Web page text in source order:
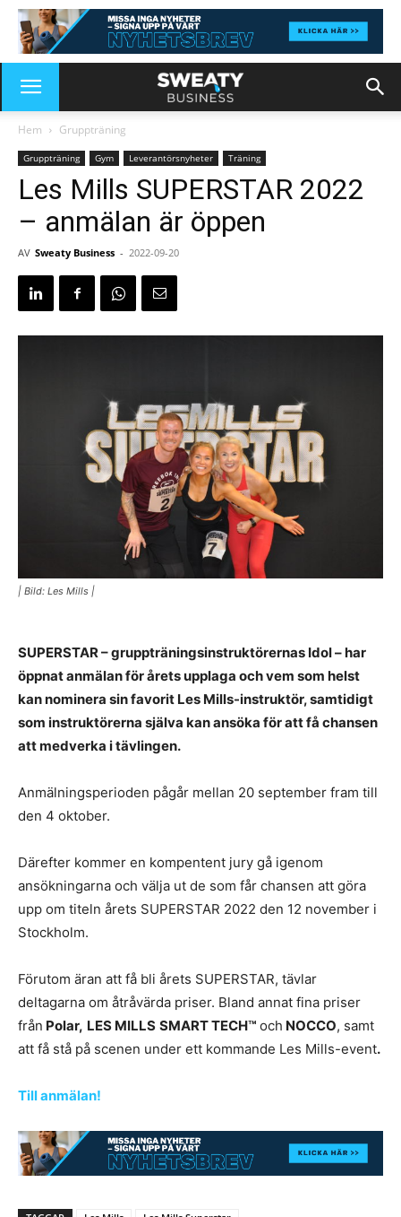
Hem Gruppträning
Gruppträning Gym Leverantörsnyheter Träning
Les Mills SUPERSTAR 2022
– anmälan är öppen
AV Sweaty Business - 2022-09-20
| Bild: Les Mills |
SUPERSTAR – gruppträningsinstruktörernas Idol – har
öppnat anmälan för årets upplaga och vem som helst
kan nominera sin favorit Les Mills-instruktör, samtidigt
som instruktörerna själva kan ansöka för att få chansen
att medverka i tävlingen.
Anmälningsperioden pågår mellan 20 september fram till
den 4 oktober.
Därefter kommer en kompentent jury gå igenom
ansökningarna och välja ut de som får chansen att göra
upp om titeln årets SUPERSTAR 2022 den 12 november i
Stockholm.
Förutom äran att få bli årets SUPERSTAR, tävlar
deltagarna om åtråvärda priser. Bland annat fina priser
från Polar, LES MILLS SMART TECH™ och NOCCO, samt
att få stå på scenen under ett kommande Les Mills-event.
Till anmälan!